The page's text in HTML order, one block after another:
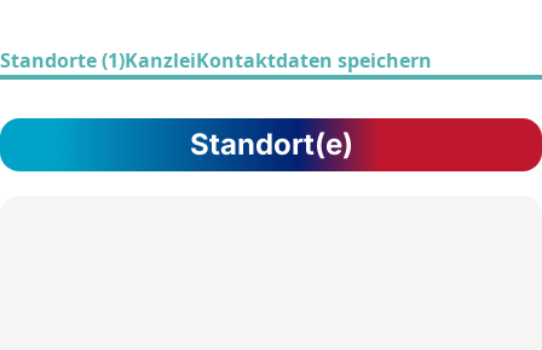
Standorte (1)KanzleiKontaktdaten speichern
Standort(e)